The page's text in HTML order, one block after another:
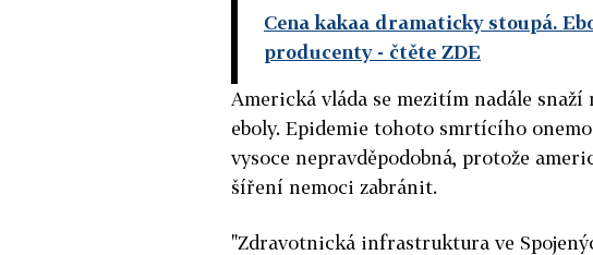
Cena kakaa dramaticky stoupá.
producenty- čtěte ZDE
Americká vláda se mezitím nadále
eboly. Epidemie tohoto smrtícího
vysoce nepravděpodobná, protože
šíření nemoci zabránit.
"Zdravotnická infrastruktura ve